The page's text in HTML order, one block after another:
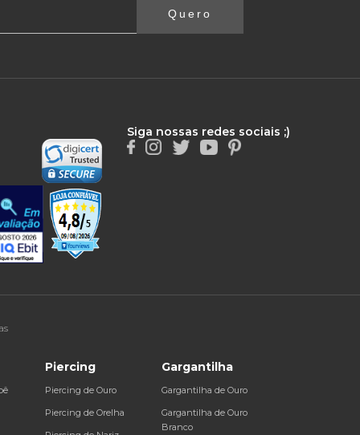
Quero
Siga nossas redes sociais ;)
Piercing
Piercing de Ouro
Piercing de Orelha
Gargantilha
Gargantilha de Ouro
Gargantilha de Ouro
Branco